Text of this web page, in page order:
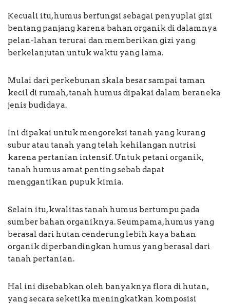
Kecuali itu, humus berfungsi sebagai penyuplai gizi
bentang panjang karena bahan organik di dalamnya
pelan-lahan terurai dan memberikan gizi yang
berkelanjutan untuk waktu yang lama.
Mulai dari perkebunan skala besar sampai taman
kecil di rumah, tanah humus dipakai dalam beraneka
jenis budidaya.
Ini dipakai untuk mengoreksi tanah yang kurang
subur atau tanah yang telah kehilangan nutrisi
karena pertanian intensif. Untuk petani organik,
tanah humus amat penting sebab dapat
menggantikan pupuk kimia.
Selain itu, kwalitas tanah humus bertumpu pada
sumber bahan organiknya. Seumpama, humus yang
berasal dari hutan cenderung lebih kaya bahan
organik diperbandingkan humus yang berasal dari
tanah pertanian.
Hal ini disebabkan oleh banyaknya flora di hutan,
yang secara seketika meningkatkan komposisi